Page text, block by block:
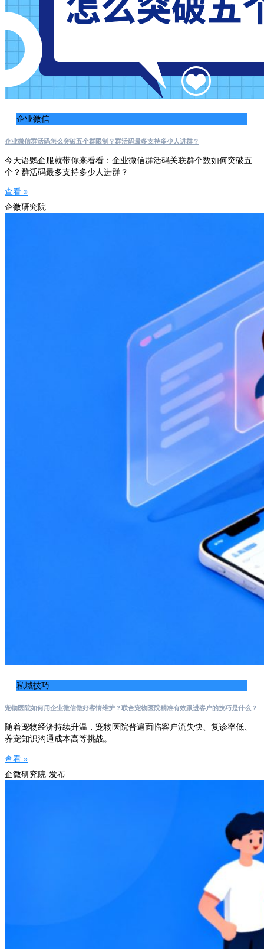
企业微信
企业微信群活码怎么突破五个群限制？群活码最多支持多少人进群？
今天语鹦企服就带你来看看：企业微信群活码关联群个数如何突破五
个？群活码最多支持多少人进群？
查看 »
企微研究院
私域技巧
宠物医院如何用企业微信做好客情维护？联合宠物医院精准有效跟进客户的技巧是什么？
随着宠物经济持续升温，宠物医院普遍面临客户流失快、复诊率低、
养宠知识沟通成本高等挑战。
查看 »
企微研究院-发布